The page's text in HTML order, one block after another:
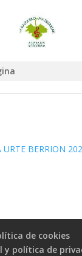
de cookies
y política de